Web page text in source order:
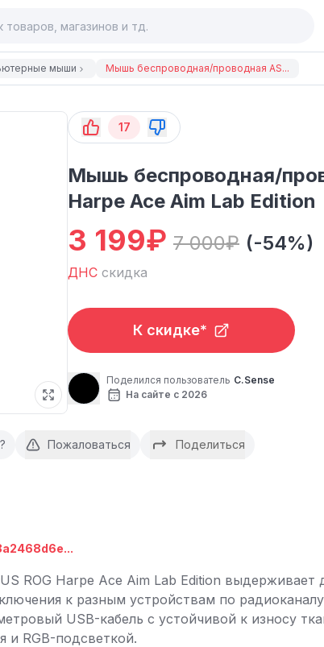
мыши Мышь беспроводная/проводная AS...
17
Мышь беспроводная/
Harpe Ace Aim Lab Edition
3 199₽ 7 000₽ (-54%)
ДНС скидка
К скидке*
Поделился пользователь C.Sense
На сайте с 2026
Пожаловаться Поделиться
ROG Harpe Ace Aim Lab Edition выдерживает
к разным устройствам по
USB-кабель с устойчивой к износу
и RGB-подсветкой.